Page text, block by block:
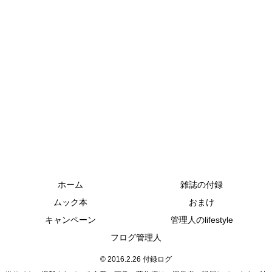
ホーム
雑誌の付録
ムック本
おまけ
キャンペーン
管理人のlifestyle
フログ管理人
© 2016.2.26 付録ログ